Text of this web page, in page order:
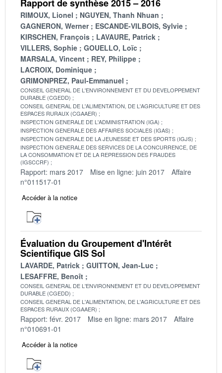
Rapport de synthèse 2015 – 2016
RIMOUX, Lionel
NGUYEN, Thanh Nhuan
GAGNERON, Werner
ESCANDE-VILBOIS, Sylvie
KIRSCHEN, François
LAVAURE, Patrick
VILLERS, Sophie
GOUELLO, Loïc
MARSALA, Vincent
REY, Philippe
LACROIX, Dominique
GRIMONPREZ, Paul-Emmanuel
CONSEIL GENERAL DE L'ENVIRONNEMENT ET DU DEVELOPPEMENT
DURABLE (CGEDD)
CONSEIL GENERAL DE L'ALIMENTATION, DE L'AGRICULTURE ET DES
ESPACES RURAUX (CGAAER)
INSPECTION GENERALE DE L'ADMINISTRATION (IGA)
INSPECTION GENERALE DES AFFAIRES SOCIALES (IGAS)
INSPECTION GENERALE DE LA JEUNESSE ET DES SPORTS (IGJS)
INSPECTION GENERALE DES SERVICES DE LA CONCURRENCE, DE
LA CONSOMMATION ET DE LA REPRESSION DES FRAUDES
(IGSCCRF)
Rapport: mars 2017 Mise en ligne: juin 2017
Affaire
n°011517-01
Accéder à la notice
Évaluation du Groupement d'Intérêt
Scientifique GIS Sol
LAVARDE, Patrick
GUITTON, Jean-Luc
LESAFFRE, Benoît
CONSEIL GENERAL DE L'ENVIRONNEMENT ET DU DEVELOPPEMENT
DURABLE (CGEDD)
CONSEIL GENERAL DE L'ALIMENTATION, DE L'AGRICULTURE ET DES
ESPACES RURAUX (CGAAER)
Rapport: févr. 2017 Mise en ligne: mars 2017
Affaire
n°010691-01
Accéder à la notice